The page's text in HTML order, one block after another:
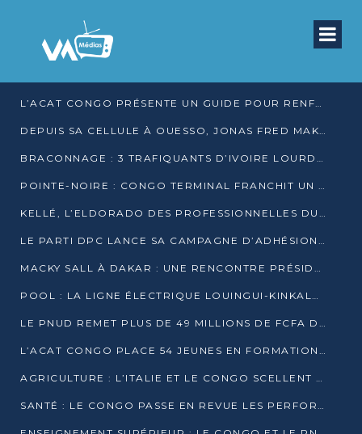
L’ACAT CONGO PRÉSENTE UN GUIDE POUR RENFORCER LES GARANTIES JUDICIAIRES EN GARDE À VUE
DEPUIS SA CELLULE À OUESSO, JONAS FRED MAKITA DÉNONCE CE QU’IL QUALIFIE DE DÉNI DE JUSTICE
BRACONNAGE : 3 TRAFIQUANTS D’IVOIRE LOURDEMENT CONDAMNÉS À DJAMBALA
POINTE-NOIRE : CONGO TERMINAL FRANCHIT UN CAP HISTORIQUE AVEC 99 MOUVEMENTS/HEURE
KELLÉ, L’ELDORADO DES PROFESSIONNELLES DU SEXE
LE PARTI DPC LANCE SA CAMPAGNE D’ADHÉSIONS ET VEUT STRUCTURER SA PRÉSENCE DANS LES 15 DÉPARTEMENTS
MACKY SALL À DAKAR : UNE RENCONTRE PRÉSIDENTIELLE QUI DIVISE L’OPINION SÉNÉGALAISE
POOL : LA LIGNE ÉLECTRIQUE LOUINGUI-KINKALA-BOKO MISE EN SERVICE
LE PNUD REMET PLUS DE 49 MILLIONS DE FCFA D’ÉQUIPEMENTS POUR ACCÉLÉRER LA NUMÉRISATION DU SYSTÈME DE SANTÉ
L’ACAT CONGO PLACE 54 JEUNES EN FORMATION PROFESSIONNELLE
AGRICULTURE : L’ITALIE ET LE CONGO SCELLENT UN PARTENARIAT POUR UNE PRODUCTION LOCALE DURABLE
SANTÉ : LE CONGO PASSE EN REVUE LES PERFORMANCES DE SES HÔPITAUX À MI-PARCOURS